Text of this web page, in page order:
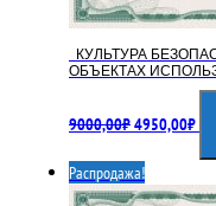
КУЛЬТУРА
ОБЪЕКТАХ
9000,00₽цена
9000,00₽.
4950,00₽
Распродажа!